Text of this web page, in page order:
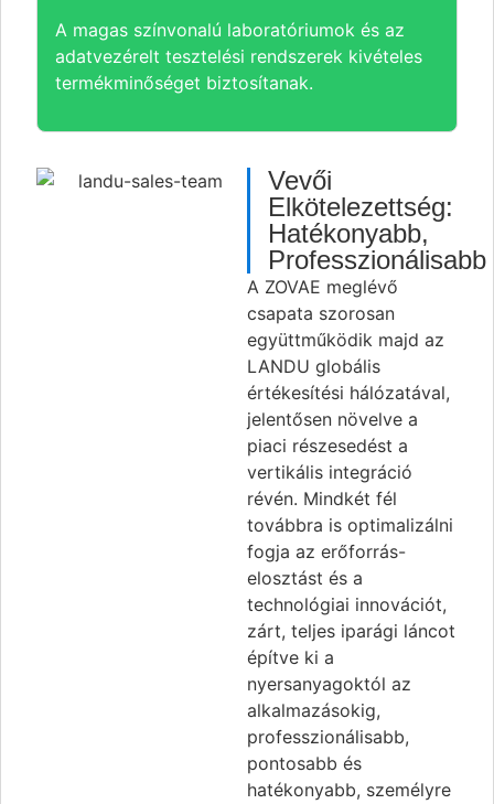
A magas színvonalú laboratóriumok és az
adatvezérelt tesztelési rendszerek kivételes
termékminőséget biztosítanak.
Vevői
Elkötelezettség:
Hatékonyabb,
Professzionálisabb
A ZOVAE meglévő
csapata szorosan
együttműködik majd az
LANDU globális
értékesítési hálózatával,
jelentősen növelve a
piaci részesedést a
vertikális integráció
révén. Mindkét fél
továbbra is optimalizálni
fogja az erőforrás-
elosztást és a
technológiai innovációt,
zárt, teljes iparági láncot
építve ki a
nyersanyagoktól az
alkalmazásokig,
professzionálisabb,
pontosabb és
hatékonyabb, személyre